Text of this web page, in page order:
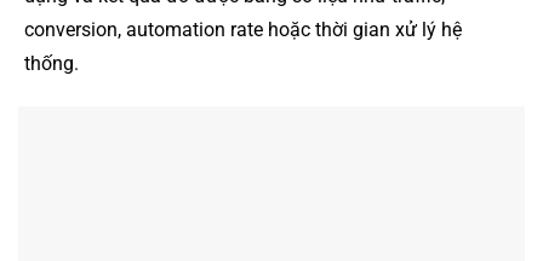
conversion, automation rate hoặc thời gian xử lý hệ
thống.